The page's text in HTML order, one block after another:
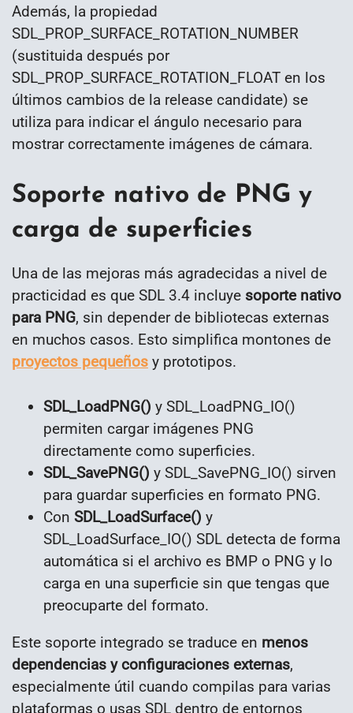
Además, la propiedad
SDL_PROP_SURFACE_ROTATION_NUMBER
(sustituida después por
SDL_PROP_SURFACE_ROTATION_FLOAT en los
últimos cambios de la release candidate) se
utiliza para indicar el ángulo necesario para
mostrar correctamente imágenes de cámara.
Soporte nativo de PNG y
carga de superficies
Una de las mejoras más agradecidas a nivel de
practicidad es que SDL 3.4 incluye soporte nativo
para PNG, sin depender de bibliotecas externas
en muchos casos. Esto simplifica montones de
proyectos pequeños y prototipos.
SDL_LoadPNG() y SDL_LoadPNG_IO()
permiten cargar imágenes PNG
directamente como superficies.
SDL_SavePNG() y SDL_SavePNG_IO() sirven
para guardar superficies en formato PNG.
Con SDL_LoadSurface() y
SDL_LoadSurface_IO() SDL detecta de forma
automática si el archivo es BMP o PNG y lo
carga en una superficie sin que tengas que
preocuparte del formato.
Este soporte integrado se traduce en menos
dependencias y configuraciones externas,
especialmente útil cuando compilas para varias
plataformas o usas SDL dentro de entornos